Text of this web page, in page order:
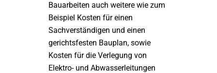
Bauarbeiten auch weitere wie zum
Beispiel Kosten für einen
Sachverständigen und einen
gerichtsfesten Bauplan, sowie
Kosten für die Verlegung von
Elektro- und Abwasserleitungen